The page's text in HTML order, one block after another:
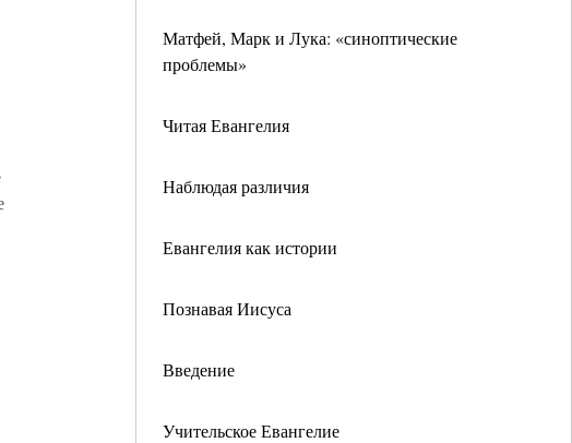
Матфей, Марк и Лука: «синоптические
проблемы»
Читая Евангелия
Наблюдая различия
Евангелия как истории
Познавая Иисуса
Введение
Учительское Евангелие